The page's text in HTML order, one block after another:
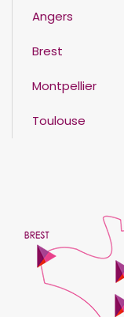
Angers
Brest
Montpellier
Toulouse